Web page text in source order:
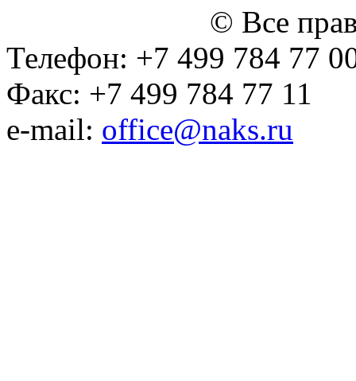
© Все
Телефон: +7 499 784 77
Факс: +7 499 784 77 11
e-mail: office@naks.ru